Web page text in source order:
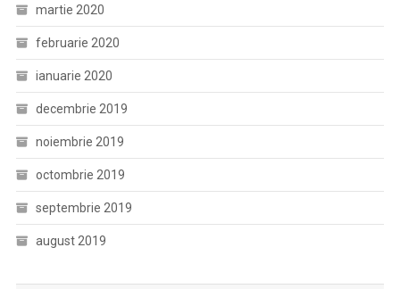
martie 2020
februarie 2020
ianuarie 2020
decembrie 2019
noiembrie 2019
octombrie 2019
septembrie 2019
august 2019